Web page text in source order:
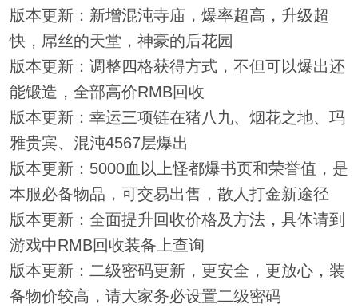
版本更新：新增混沌寺庙，爆率超高，升级超
快，屌丝的天堂，神豪的后花园
版本更新：调整四格获得方式，不但可以爆出还
能锻造，全部高价RMB回收
版本更新：幸运三项链在猪八九、烟花之地、玛
雅贵宾、混沌4567层爆出
版本更新：5000血以上怪都爆书页和荣誉值，是
本服必备物品，可交易出售，散人打金新途径
版本更新：全面提升回收价格及方法，具体请到
游戏中RMB回收装备上查询
版本更新：二级密码更新，更安全，更放心，装
备物价较高，请大家务必设置二级密码